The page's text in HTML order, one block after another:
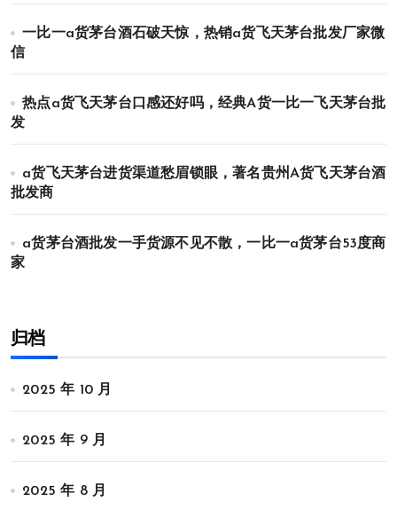
一比一a货茅台酒石破天惊，热销a货飞天茅台批发厂家微
信
热点a货飞天茅台口感还好吗，经典A货一比一飞天茅台批
发
a货飞天茅台进货渠道愁眉锁眼，著名贵州A货飞天茅台酒
批发商
a货茅台酒批发一手货源不见不散，一比一a货茅台53度商
家
归档
2025 年 10 月
2025 年 9 月
2025 年 8 月